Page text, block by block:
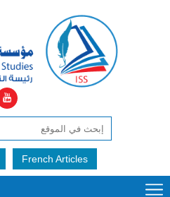
French Articles